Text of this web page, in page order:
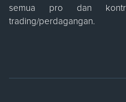
semua pro dan
trading/perdagangan.